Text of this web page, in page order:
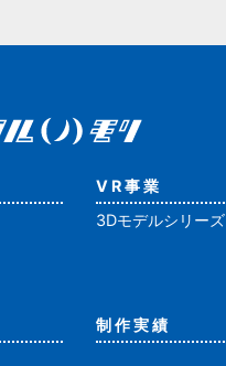
VR事業
3Dモデルシリーズ
制作実績